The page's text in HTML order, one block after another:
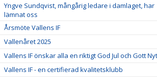
Yngve Sundqvist, mångårig ledare i damlaget, har
lämnat oss
Årsmöte Vallens IF
Vallenåret 2025
Vallens IF önskar alla en riktigt God Jul och Gott
Vallens IF - en certifierad kvalitetsklubb